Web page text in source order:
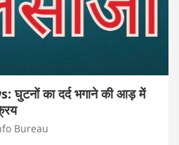
का दर्द भगाने की आड़ में
Bureau